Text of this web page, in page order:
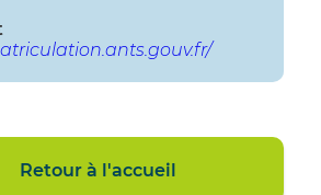
Retour à l'accueil